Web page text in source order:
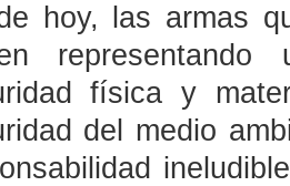
hoy, las armas
física y
del medio